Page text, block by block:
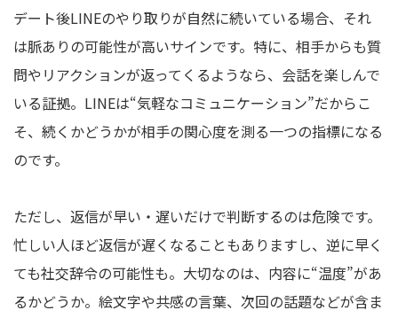
デート後LINEのやり取りが自然に続いている場合、それ
は脈ありの可能性が高いサインです。特に、相手からも質
問やリアクションが返ってくるようなら、会話を楽しんで
いる証拠。LINEは“気軽なコミュニケーション”だからこ
そ、続くかどうかが相手の関心度を測る一つの指標になる
のです。
ただし、返信が早い・遅いだけで判断するのは危険です。
忙しい人ほど返信が遅くなることもありますし、逆に早く
ても社交辞令の可能性も。大切なのは、内容に“温度”があ
るかどうか。絵文字や共感の言葉、次回の話題などが含ま